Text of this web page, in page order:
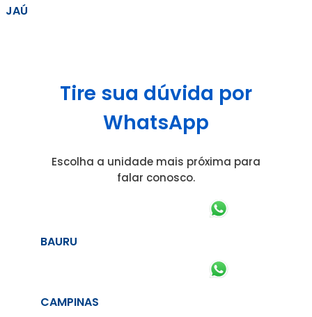
JAÚ
Tire sua dúvida por
WhatsApp
Escolha a unidade mais próxima para
falar conosco.
BAURU
CAMPINAS